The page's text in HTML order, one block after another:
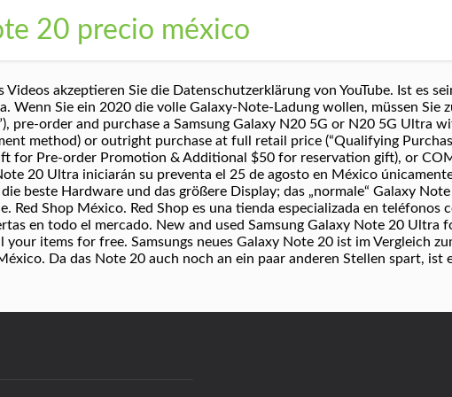
20 precio méxico
Videos akzeptieren Sie die Datenschutzerklärung von YouTube. Ist es
Wenn Sie ein 2020 die volle Galaxy-Note-Ladung wollen, müssen
pre-order and purchase a Samsung Galaxy N20 5G or N20 5G Ultra
method) or outright purchase at full retail price (“Qualifying
for Pre-order Promotion & Additional $50 for reservation gift), or
20 Ultra iniciarán su preventa el 25 de agosto en México
beste Hardware und das größere Display; das „normale“ Galaxy
Red Shop México. Red Shop es una tienda especializada en
en todo el mercado. New and used Samsung Galaxy Note 20 Ultra
your items for free. Samsungs neues Galaxy Note 20 ist im Vergleich
Da das Note 20 auch noch an ein paar anderen Stellen spart, ist